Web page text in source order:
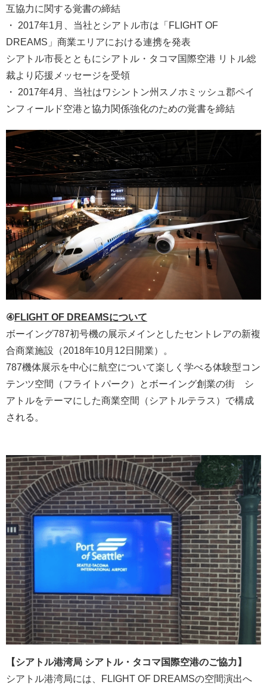
互協力に関する覚書の締結
・ 2017年1月、当社とシアトル市は「FLIGHT OF
DREAMS」商業エリアにおける連携を発表
シアトル市長とともにシアトル・タコマ国際空港 リトル総
裁より応援メッセージを受領
・ 2017年4月、当社はワシントン州スノホミッシュ郡ペイ
ンフィールド空港と協力関係強化のための覚書を締結
④FLIGHT OF DREAMSについて
ボーイング787初号機の展示メインとしたセントレアの新複
合商業施設（2018年10月12日開業）。
787機体展示を中心に航空について楽しく学べる体験型コン
テンツ空間（フライトパーク）とボーイング創業の街 シ
アトルをテーマにした商業空間（シアトルテラス）で構成
される。
【シアトル港湾局 シアトル・タコマ国際空港のご協力】
シアトル港湾局には、FLIGHT OF DREAMSの空間演出へ